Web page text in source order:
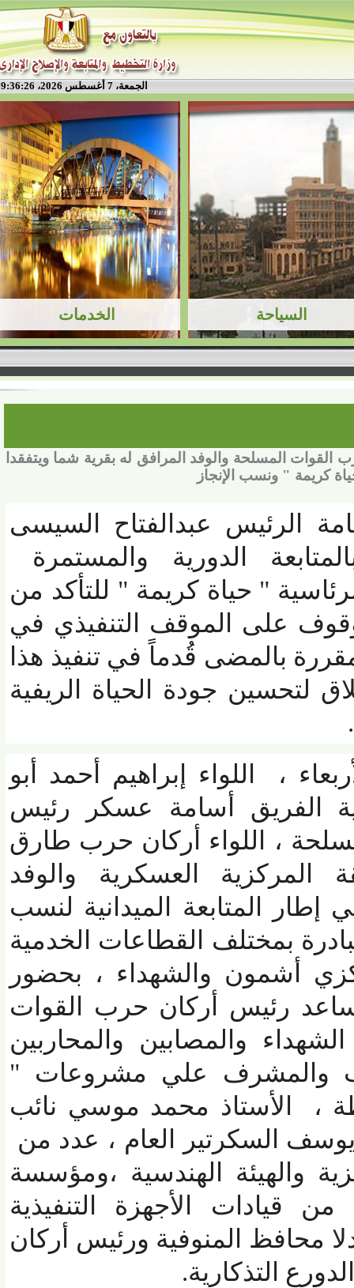
الجمعة، 7 أغسطس 2026، 9:36:27 م
المسلحة والوفد المرافق له بقرية شما ويتفقدا
" ونسب الإنجاز
عبدالفتاح السيسى
الدورية والمستمرة
" حياة كريمة " للتأكد من
على الموقف التنفيذي في
بالمضى قُدماً في تنفيذ هذا
جودة الحياة الريفية
، اللواء إبراهيم أحمد أبو
الفريق أسامة عسكر رئيس
، اللواء أركان حرب طارق
العسكرية والوفد
المتابعة الميدانية لنسب
بمختلف القطاعات الخدمية
أشمون والشهداء ، بحضور
رئيس أركان حرب القوات
والمصابين والمحاربين
والمشرف علي مشروعات "
، الأستاذ محمد موسي نائب
السكرتير العام ، عدد من
والهيئة الهندسية ،ومؤسسة
الأجهزة التنفيذية
محافظ المنوفية ورئيس أركان
التذكارية.